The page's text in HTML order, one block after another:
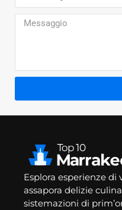
Esplora esperienze
assapora delizie
sistemazioni di